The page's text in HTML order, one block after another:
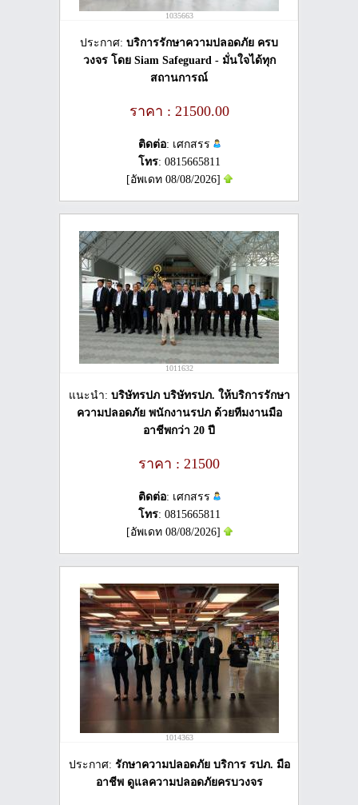
1035663
ประกาศ: บริการรักษาความปลอดภัย ครบ
วงจร โดย Siam Safeguard - มั่นใจได้ทุก
สถานการณ์
ราคา : 21500.00
ติดต่อ: เศกสรร
โทร: 0815665811
[อัพเดท 08/08/2026]
1011632
แนะนำ: บริษัทรปภ บริษัทรปภ. ให้บริการรักษา
ความปลอดภัย พนักงานรปภ ด้วยทีมงานมือ
อาชีพกว่า 20 ปี
ราคา : 21500
ติดต่อ: เศกสรร
โทร: 0815665811
[อัพเดท 08/08/2026]
1014363
ประกาศ: รักษาความปลอดภัย บริการ รปภ. มือ
อาชีพ ดูแลความปลอดภัยครบวงจร